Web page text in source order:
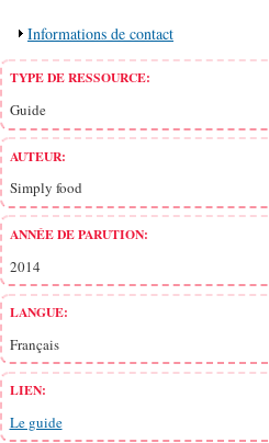
Afficher
Informations de contact
TYPE DE RESSOURCE:
Guide
AUTEUR:
Simply food
ANNÉE DE PARUTION:
2014
LANGUE:
Français
LIEN:
Le guide